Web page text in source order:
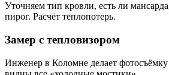
Уточняем тип кровли, есть ли
пирог. Расчёт теплопотерь.
Замер с тепловизором
Инженер в Коломне делает